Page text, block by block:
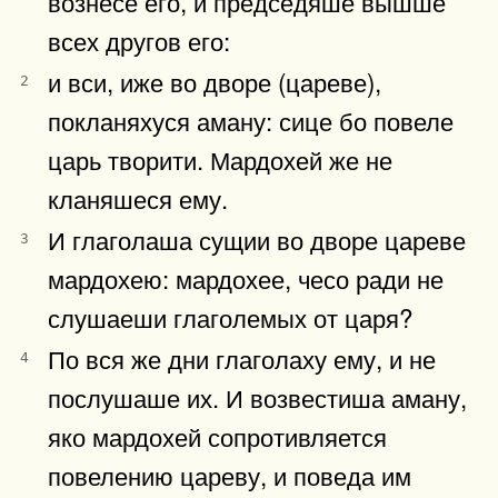
всех другов его:
2
и вси, иже во дворе (цареве),
покланяхуся аману: сице бо повеле
царь творити. Мардохей же не
кланяшеся ему.
3
И глаголаша сущии во дворе цареве
мардохею: мардохее, чесо ради не
слушаеши глаголемых от царя?
4
По вся же дни глаголаху ему, и не
послушаше их. И возвестиша аману,
яко мардохей сопротивляется
повелению цареву, и поведа им